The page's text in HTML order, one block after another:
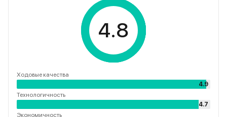
4.8
Ходовые качества
4.9
Технологичность
4.7
Экономичность